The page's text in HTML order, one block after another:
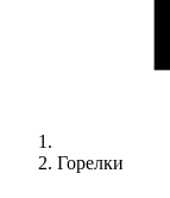
Горелки